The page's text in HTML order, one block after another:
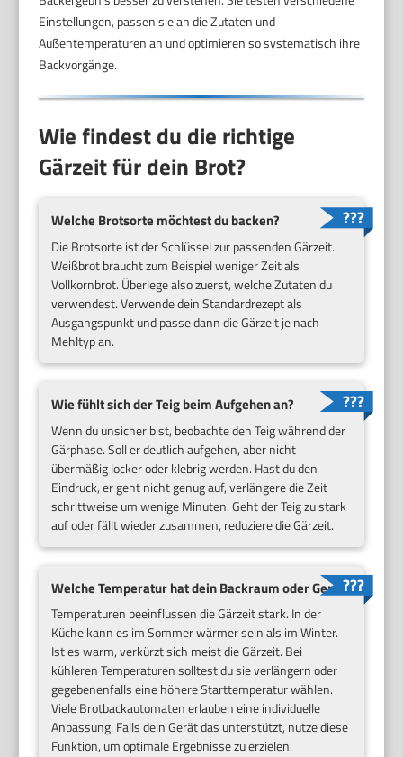
Einstellungen, passen sie an die Zutaten und
Außentemperaturen an und optimieren so systematisch ihre
Backvorgänge.
Wie findest du die richtige
Gärzeit für dein Brot?
Welche Brotsorte möchtest du backen?
Die Brotsorte ist der Schlüssel zur passenden Gärzeit.
Weißbrot braucht zum Beispiel weniger Zeit als
Vollkornbrot. Überlege also zuerst, welche Zutaten du
verwendest. Verwende dein Standardrezept als
Ausgangspunkt und passe dann die Gärzeit je nach
Mehltyp an.
Wie fühlt sich der Teig beim Aufgehen an?
Wenn du unsicher bist, beobachte den Teig während der
Gärphase. Soll er deutlich aufgehen, aber nicht
übermäßig locker oder klebrig werden. Hast du den
Eindruck, er geht nicht genug auf, verlängere die Zeit
schrittweise um wenige Minuten. Geht der Teig zu stark
auf oder fällt wieder zusammen, reduziere die Gärzeit.
Welche Temperatur hat dein Backraum oder Gerät?
Temperaturen beeinflussen die Gärzeit stark. In der
Küche kann es im Sommer wärmer sein als im Winter.
Ist es warm, verkürzt sich meist die Gärzeit. Bei
kühleren Temperaturen solltest du sie verlängern oder
gegebenenfalls eine höhere Starttemperatur wählen.
Viele Brotbackautomaten erlauben eine individuelle
Anpassung. Falls dein Gerät das unterstützt, nutze diese
Funktion, um optimale Ergebnisse zu erzielen.